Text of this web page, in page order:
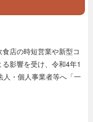
店の時短営業や新型コ
影響を受け、令和4年1
人・個人事業者等へ「一